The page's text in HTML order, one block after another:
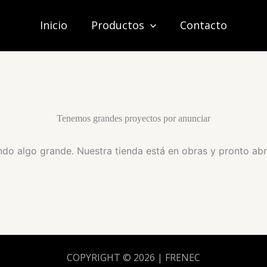
Inicio Productos Contacto
Tenemos grandes proyectos por anunciar
algo grande. Nuestra tienda está en obras y pronto
COPYRIGHT © 2026 | FRENEC